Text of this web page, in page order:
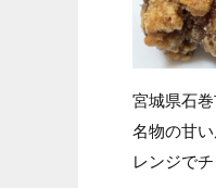
宮城県石
名物の甘
レンジで